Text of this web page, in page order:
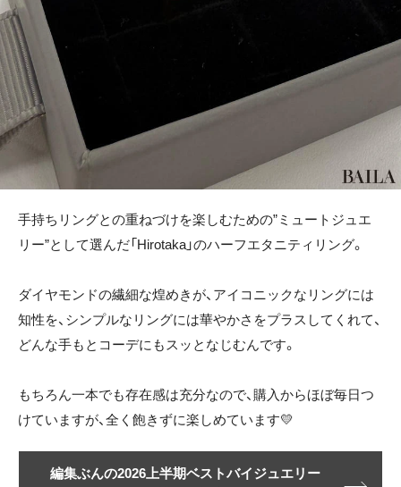
手持ちリングとの重ねづけを楽しむための”ミュートジュエ
リー”として選んだ「Hirotaka」のハーフエタニティリング。
ダイヤモンドの繊細な煌めきが、アイコニックなリングには
知性を、シンプルなリングには華やかさをプラスしてくれて、
どんな手もとコーデにもスッとなじむんです。
もちろん一本でも存在感は充分なので、購入からほぼ毎日つ
けていますが、全く飽きずに楽しめています💛
編集ぶんの2026上半期ベストバイジュエリー